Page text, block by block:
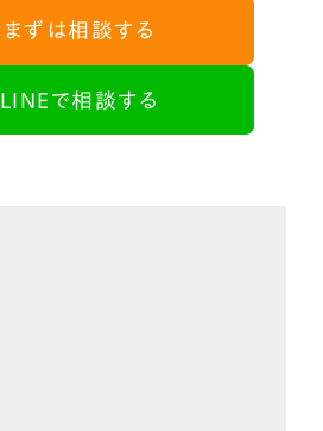
まずは相談する
LINEで相談する